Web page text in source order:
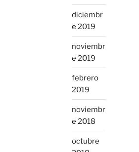
diciembr
e 2019
noviembr
e 2019
febrero
2019
noviembr
e 2018
octubre